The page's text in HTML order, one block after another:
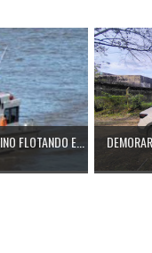
FLOTANDO E...